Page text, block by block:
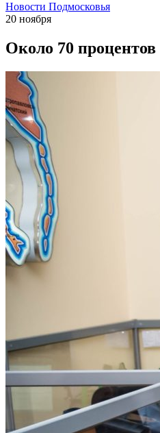
Новости Подмосковья
20 ноября
Около 70